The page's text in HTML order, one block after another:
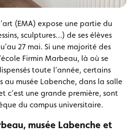
(EMA) expose une partie du
sculptures…) de ses élèves
27 mai. Si une majorité des
Firmin Marbeau, là où se
toute l’année, certains
au musée Labenche, dans la salle
c’est une grande première, sont
du campus universitaire.
musée Labenche et